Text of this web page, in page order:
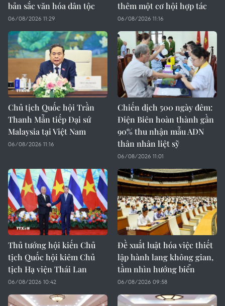
bản sắc văn hóa dân tộc
06/08/2026 11:29
thêm một cơ hội hợp tác
06/08/2026 11:16
Chủ tịch Quốc hội Trần
Thanh Mẫn tiếp Đại sứ
Malaysia tại Việt Nam
06/08/2026 11:16
Chiến dịch 500 ngày đêm:
Điện Biên hoàn thành gần
90% thu nhận mẫu ADN
thân nhân liệt sỹ
06/08/2026 11:01
Thủ tướng hội kiến Chủ
tịch Quốc hội kiêm Chủ
tịch Hạ viện Thái Lan
06/08/2026 10:42
Đề xuất luật hóa việc thiết
lập hành lang không gian,
tầm nhìn hướng biển
06/08/2026 09:58